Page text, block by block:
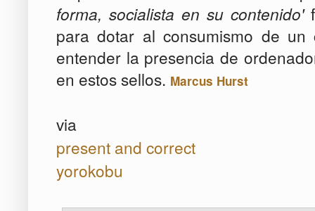
forma, socialista en su contenido'
para dotar al consumismo de
entender la presencia de
en estos sellos. Marcus Hurst
via
present and correct
yorokobu